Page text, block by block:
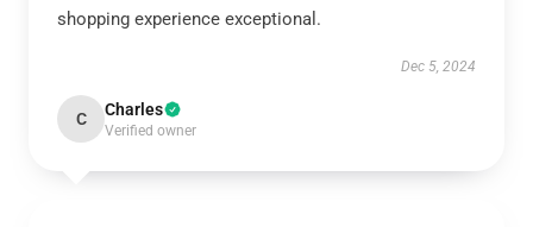
shopping experience exceptional.
Dec 5, 2024
C Charles
Verified owner